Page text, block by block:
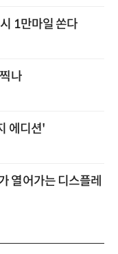
1만마일 쏜다
나
에디션'
열어가는 디스플레